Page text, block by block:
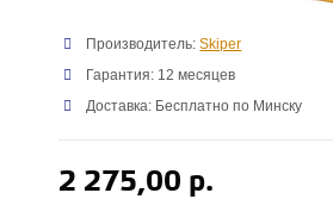
Производитель:Skiper
Гарантия: 12 месяцев
Доставка: Бесплатно по Минску
2 275,00 р.